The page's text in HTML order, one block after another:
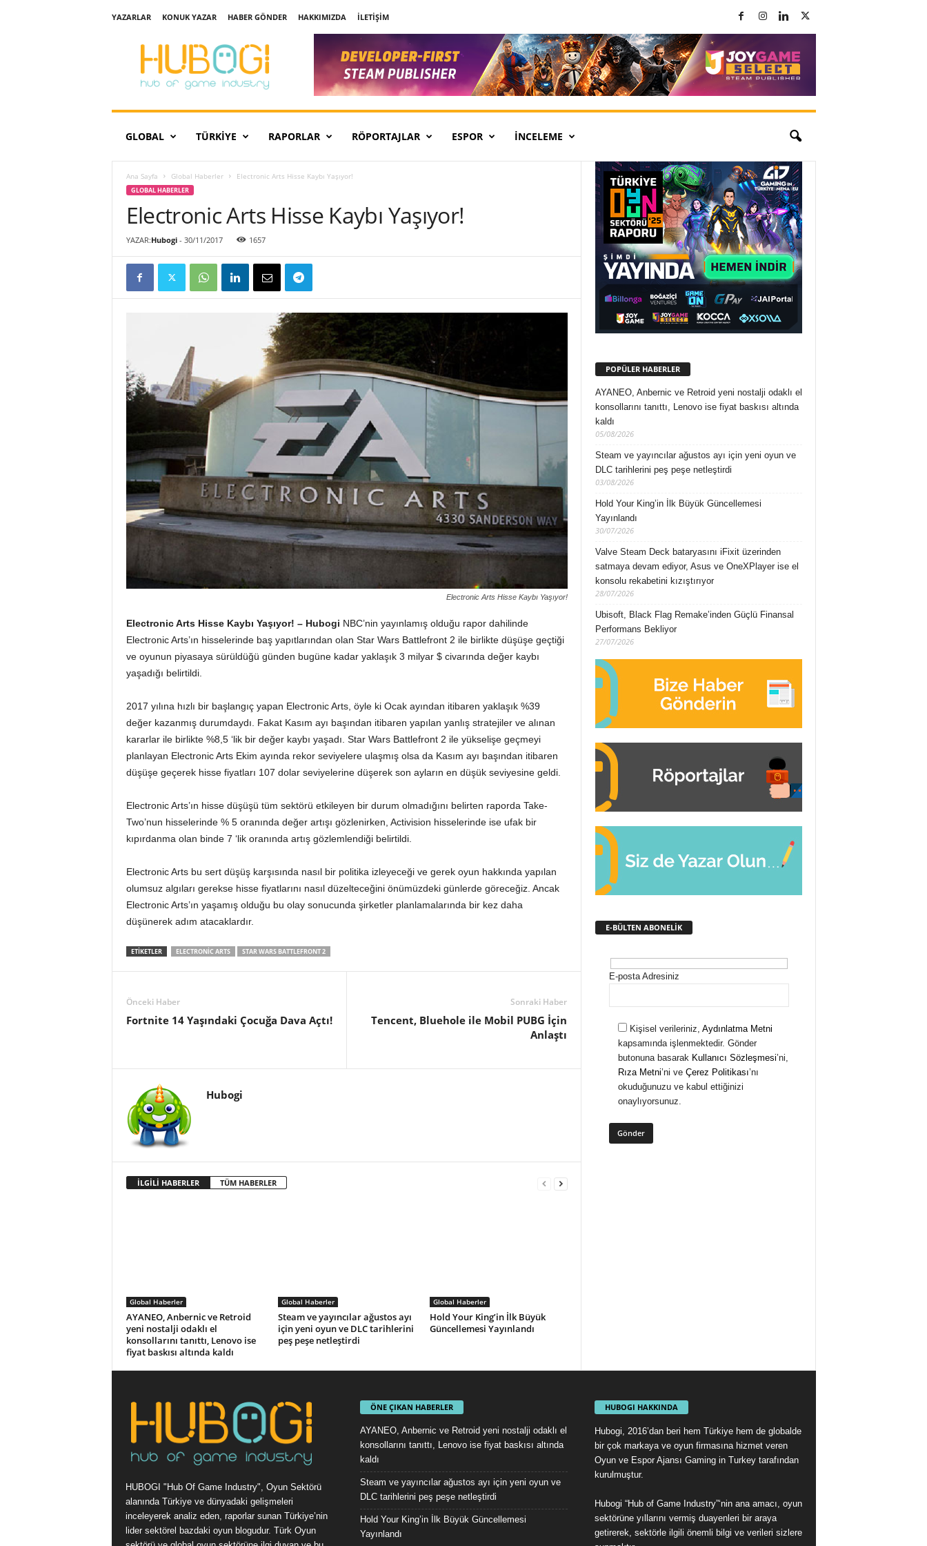
YAZARLAR KONUK YAZAR HABER GÖNDER HAKKIMIZDA
İLETIŞIM
GLOBAL TÜRKIYE RAPORLAR RÖPORTAJLAR ESPOR İNCELEME
Ana Sayfa Global Haberler Electronic Arts Hisse Kaybı Yaşıyor!
GLOBAL HABERLER
Electronic Arts Hisse Kaybı Yaşıyor!
YAZAR:Hubogi- 30/11/2017 1657
Electronic Arts Hisse Kaybı Yaşıyor!
Electronic Arts Hisse Kaybı Yaşıyor! – Hubogi NBC’nin yayınlamış olduğu rapor dahilinde
Electronic Arts’ın hisselerinde baş yapıtlarından olan Star Wars Battlefront 2 ile birlikte düşüşe geçtiği
ve oyunun piyasaya sürüldüğü günden bugüne kadar yaklaşık 3 milyar $ civarında değer kaybı
yaşadığı belirtildi.
2017 yılına hızlı bir başlangıç yapan Electronic Arts, öyle ki Ocak ayından itibaren yaklaşık %39
değer kazanmış durumdaydı. Fakat Kasım ayı başından itibaren yapılan yanlış stratejiler ve alınan
kararlar ile birlikte %8,5 ‘lik bir değer kaybı yaşadı. Star Wars Battlefront 2 ile yükselişe geçmeyi
planlayan Electronic Arts Ekim ayında rekor seviyelere ulaşmış olsa da Kasım ayı başından itibaren
düşüşe geçerek hisse fiyatları 107 dolar seviyelerine düşerek son ayların en düşük seviyesine geldi.
Electronic Arts’ın hisse düşüşü tüm sektörü etkileyen bir durum olmadığını belirten raporda Take-
Two’nun hisselerinde % 5 oranında değer artışı gözlenirken, Activision hisselerinde ise ufak bir
kıpırdanma olan binde 7 ‘lik oranında artış gözlemlendiği belirtildi.
Electronic Arts bu sert düşüş karşısında nasıl bir politika izleyeceği ve gerek oyun hakkında yapılan
olumsuz algıları gerekse hisse fiyatlarını nasıl düzelteceğini önümüzdeki günlerde göreceğiz. Ancak
Electronic Arts’ın yaşamış olduğu bu olay sonucunda şirketler planlamalarında bir kez daha
düşünerek adım atacaklardır.
ETIKETLER ELECTRONIC ARTS STAR WARS BATTLEFRONT 2
Önceki Haber
Fortnite 14 Yaşındaki Çocuğa Dava Açtı!
Sonraki Haber
Tencent, Bluehole ile Mobil PUBG İçin
Anlaştı
Hubogi
İLGİLİ HABERLER TÜM HABERLER
Global Haberler
AYANEO, Anbernic ve Retroid
yeni nostalji odaklı el
konsollarını tanıttı, Lenovo ise
fiyat baskısı altında kaldı
Global Haberler
Steam ve yayıncılar ağustos ayı
için yeni oyun ve DLC tarihlerini
peş peşe netleştirdi
Global Haberler
Hold Your King’in İlk Büyük
Güncellemesi Yayınlandı
POPÜLER HABERLER
AYANEO, Anbernic ve Retroid yeni nostalji odaklı el
konsollarını tanıttı, Lenovo ise fiyat baskısı altında
kaldı
05/08/2026
Steam ve yayıncılar ağustos ayı için yeni oyun ve
DLC tarihlerini peş peşe netleştirdi
03/08/2026
Hold Your King’in İlk Büyük Güncellemesi
Yayınlandı
30/07/2026
Valve Steam Deck bataryasını iFixit üzerinden
satmaya devam ediyor, Asus ve OneXPlayer ise el
konsolu rekabetini kızıştırıyor
28/07/2026
Ubisoft, Black Flag Remake’inden Güçlü Finansal
Performans Bekliyor
27/07/2026
E-BÜLTEN ABONELİK
E-posta Adresiniz
Kişisel verileriniz, Aydınlatma Metni
kapsamında işlenmektedir. Gönder
butonuna basarak Kullanıcı Sözleşmesi’ni,
Rıza Metni’ni ve Çerez Politikası’nı
okuduğunuzu ve kabul ettiğinizi
onaylıyorsunuz.
HUBOGI "Hub Of Game Industry", Oyun Sektörü
alanında Türkiye ve dünyadaki gelişmeleri
inceleyerek analiz eden, raporlar sunan Türkiye’nin
lider sektörel bazdaki oyun blogudur. Türk Oyun
ÖNE ÇIKAN HABERLER
AYANEO, Anbernic ve Retroid yeni nostalji odaklı el
konsollarını tanıttı, Lenovo ise fiyat baskısı altında
kaldı
Steam ve yayıncılar ağustos ayı için yeni oyun ve
DLC tarihlerini peş peşe netleştirdi
Hold Your King’in İlk Büyük Güncellemesi
Yayınlandı
HUBOGI HAKKINDA
Hubogi, 2016’dan beri hem Türkiye hem de globalde
bir çok markaya ve oyun firmasına hizmet veren
Oyun ve Espor Ajansı Gaming in Turkey tarafından
kurulmuştur.
Hubogi “Hub of Game Industry”‘nin ana amacı, oyun
sektörüne yıllarını vermiş duayenleri bir araya
getirerek, sektörle ilgili önemli bilgi ve verileri sizlere